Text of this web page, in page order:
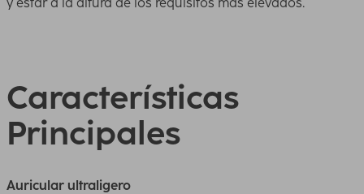
Características
Principales
Auricular ultraligero